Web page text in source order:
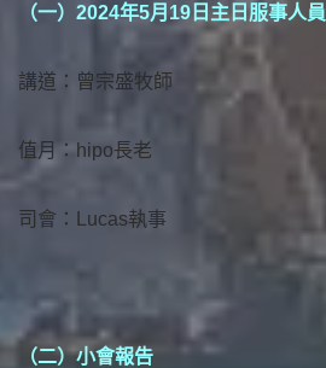
（一）2024年5月19日主日服事人員
講道：曾宗盛牧師
值月：hipo長老
司會：Lucas執事
（二）小會報告